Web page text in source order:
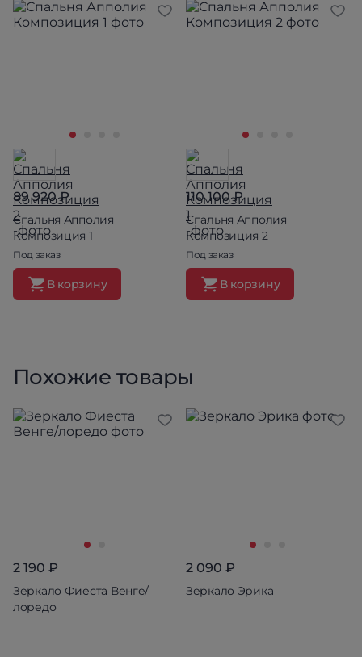
89 920 ₽
Спальня Апполия
Композиция 1
Под заказ
В корзину
110 100 ₽
Спальня Апполия
Композиция 2
Под заказ
В корзину
Похожие товары
2 190 ₽
Зеркало Фиеста Венге/
лоредо
2 090 ₽
Зеркало Эрика